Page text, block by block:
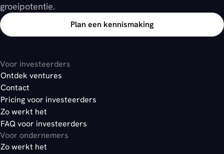
groeipotentie.
Plan een kennismaking
Voor investeerders
Ontdek ventures
Contact
Pricing voor investeerders
Zo werkt het
FAQ voor investeerders
Voor ondernemers
Zo werkt het